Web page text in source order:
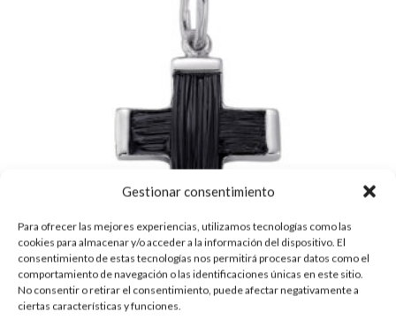
Gestionar consentimiento
Para ofrecer las mejores experiencias, utilizamos tecnologías como las
cookies para almacenar y/o acceder a la información del dispositivo. El
consentimiento de estas tecnologías nos permitirá procesar datos como el
comportamiento de navegación o las identificaciones únicas en este sitio.
No consentir o retirar el consentimiento, puede afectar negativamente a
ciertas características y funciones.